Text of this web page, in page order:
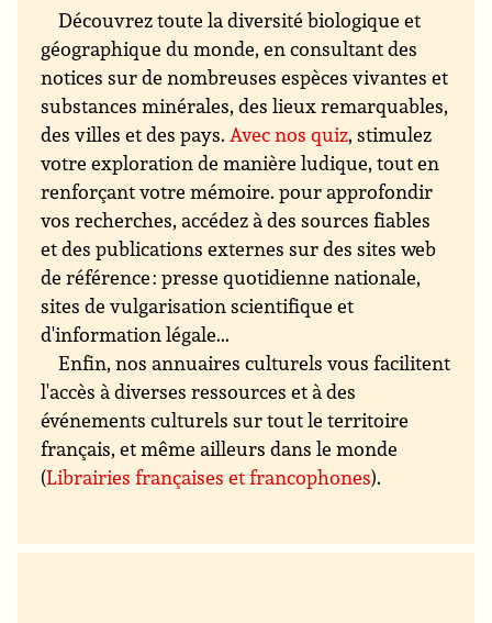
Découvrez toute la diversité biologique et
géographique du monde, en consultant des
notices sur de nombreuses espèces vivantes et
substances minérales, des lieux remarquables,
des villes et des pays.Avec nos quiz, stimulez
votre exploration de manière ludique, tout en
renforçant votre mémoire. pour approfondir
vos recherches, accédez à des sources fiables
et des publications externes sur des sites web
de référence : presse quotidienne nationale,
sites de vulgarisation scientifique et
d'information légale...
Enfin, nos annuaires culturels vous facilitent
l'accès à diverses ressources et à des
événements culturels sur tout le territoire
français, et même ailleurs dans le monde
(Librairies françaises et francophones).